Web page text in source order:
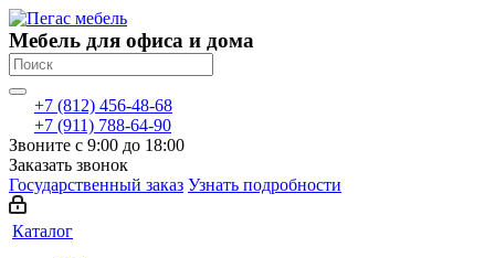
Мебель для офиса и дома
+7 (812) 456-48-68
+7 (911) 788-64-90
Звоните с 9:00 до 18:00
Заказать звонок
Государственный заказ Узнать подробности
Каталог